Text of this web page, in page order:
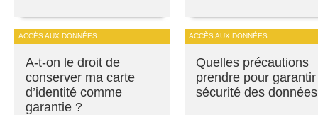
ACCÈS AUX DONNÉES
A-t-on le droit de
conserver ma carte
d’identité comme
garantie ?
ACCÈS AUX DONNÉES
Quelles précautions
prendre pour
sécurité des